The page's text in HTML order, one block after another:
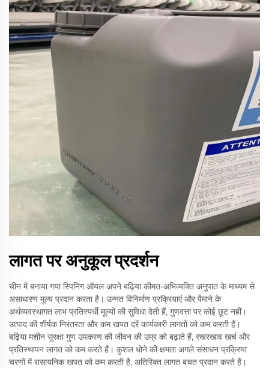
लागत पर अनुकूल प्रदर्शन
चीन में बनाया गया स्पिनिंग ऑयल अपने बढ़िया कीमत-अभिव्यक्ति अनुपात के माध्यम से
असाधारण मूल्य प्रदान करता है। उन्नत विनिर्माण प्रक्रियाएं और पैमाने के
अर्थव्यवस्थागत लाभ प्रतिस्पर्धी मूल्यों की सुविधा देती हैं, गुणवत्ता पर कोई छूट नहीं।
उत्पाद की शीर्षक निरंतरता और कम खपत दरें कार्यकारी लागतों को कम करती हैं।
बढ़िया मशीन सुरक्षा गुण उपकरण की जीवन की उम्र को बढ़ाते हैं, रखरखाव खर्च और
प्रतिस्थापन लागत को कम करते हैं। कुशल धोने की क्षमता अगले संसाधन प्रक्रिया
चरणों में रासायनिक खपत को कम करती है, अतिरिक्त लागत बचत प्रदान करते हैं।